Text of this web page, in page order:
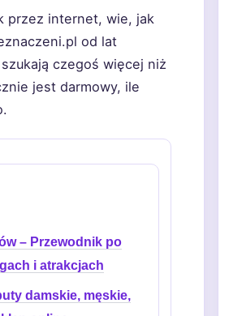
przez internet, wie, jak
od lat
czegoś więcej niż
jest darmowy, ile
– Przewodnik po
i atrakcjach
damskie, męskie,